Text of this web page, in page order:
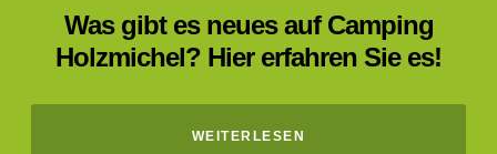
Was gibt es neues auf Camping
Holzmichel? Hier erfahren Sie es!
WEITERLESEN